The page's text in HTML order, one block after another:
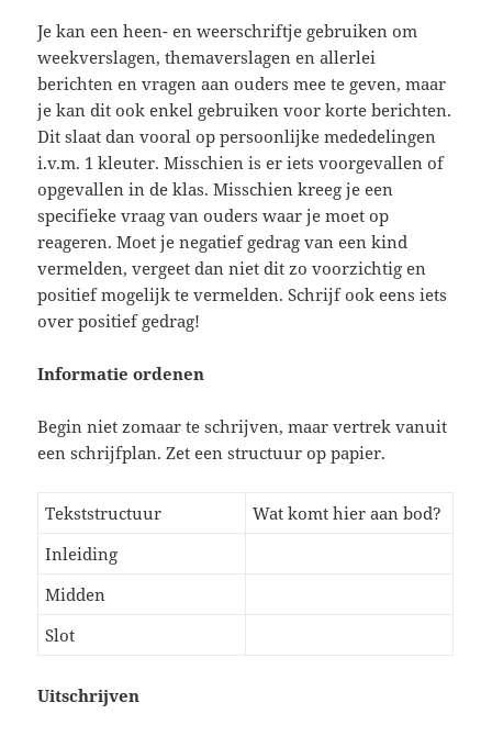
Je kan een heen- en weerschriftje gebruiken om
weekverslagen, themaverslagen en allerlei
berichten en vragen aan ouders mee te geven, maar
je kan dit ook enkel gebruiken voor korte berichten.
Dit slaat dan vooral op persoonlijke mededelingen
i.v.m. 1 kleuter. Misschien is er iets voorgevallen of
opgevallen in de klas. Misschien kreeg je een
specifieke vraag van ouders waar je moet op
reageren. Moet je negatief gedrag van een kind
vermelden, vergeet dan niet dit zo voorzichtig en
positief mogelijk te vermelden. Schrijf ook eens iets
over positief gedrag!
Informatie ordenen
Begin niet zomaar te schrijven, maar vertrek vanuit
een schrijfplan. Zet een structuur op papier.
Tekststructuur
Wat komt hier aan bod?
Inleiding
Midden
Slot
Uitschrijven